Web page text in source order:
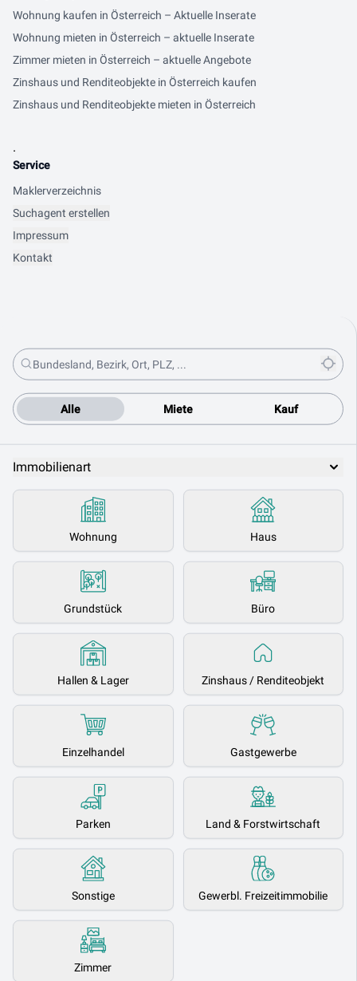
Alle Miete Kauf
Immobilienart
Wohnung Haus
Grundstück Büro
Hallen & Lager Zinshaus / Renditeobjekt
Einzelhandel Gastgewerbe
Parken Land & Forstwirtschaft
Sonstige Gewerbl. Freizeitimmobilie
Zimmer
Wohnung kaufen in Österreich – Aktuelle Inserate
Wohnung mieten in Österreich – aktuelle Inserate
Zimmer mieten in Österreich – aktuelle Angebote
Zinshaus und Renditeobjekte in Österreich kaufen
Zinshaus und Renditeobjekte mieten in Österreich
.
Service
Maklerverzeichnis
Suchagent erstellen
Impressum
Kontakt